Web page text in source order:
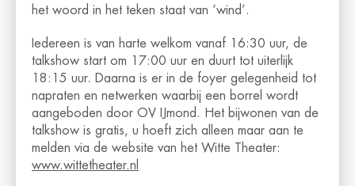
het woord in het teken staat van ‘wind’.
Iedereen is van harte welkom vanaf 16:30 uur, de
talkshow start om 17:00 uur en duurt tot uiterlijk
18:15 uur. Daarna is er in de foyer gelegenheid tot
napraten en netwerken waarbij een borrel wordt
aangeboden door OV IJmond. Het bijwonen van de
talkshow is gratis, u hoeft zich alleen maar aan te
melden via de website van het Witte Theater:
www.wittetheater.nl